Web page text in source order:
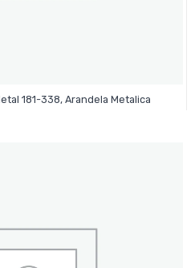
181-338, Arandela Metalica